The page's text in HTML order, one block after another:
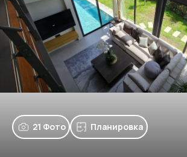
21 Фото Планировка